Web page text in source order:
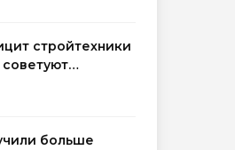
стройтехники
больше